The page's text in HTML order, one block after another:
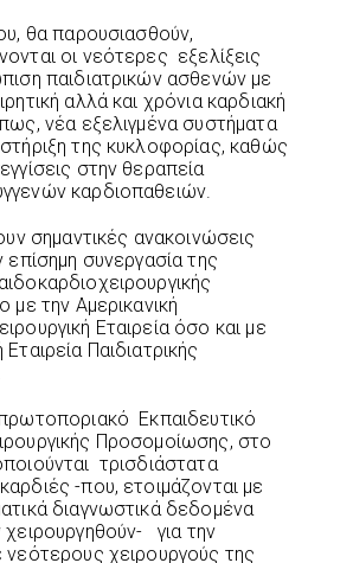
θα παρουσιασθούν,
οι νεότερες εξελίξεις
παιδιατρικών ασθενών με
αλλά και χρόνια καρδιακή
νέα εξελιγμένα συστήματα
της κυκλοφορίας, καθώς
στην θεραπεία
καρδιοπαθειών.
σημαντικές ανακοινώσεις
επίσημη συνεργασία της
με την Αμερικανική
Εταιρεία όσο και με
Παιδιατρικής
Εκπαιδευτικό
Προσομοίωσης, στο
τρισδιάστατα
-που, ετοιμάζονται με
διαγνωστικά δεδομένα
για την
νεότερους χειρουργούς της